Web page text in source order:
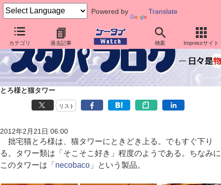
Powered by Translate
カテゴリ 過去記事 検索 Impressサイト
とろ様と猫タワー
リスト
2012年2月21日 06:00
拙宅猫とろ様は、猫タワーにときどき上る。でもすぐ下り
る。タワー類は「そこそこ好き」程度のようである。ちなみに
このタワーは 「necobaco」 という製品。